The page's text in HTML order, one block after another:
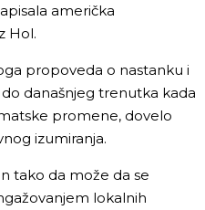
američka
Hol.
propoveda o nastanku i
današnjeg trenutka kada
promene, dovelo
izumiranja.
tako da može da se
lokalnih